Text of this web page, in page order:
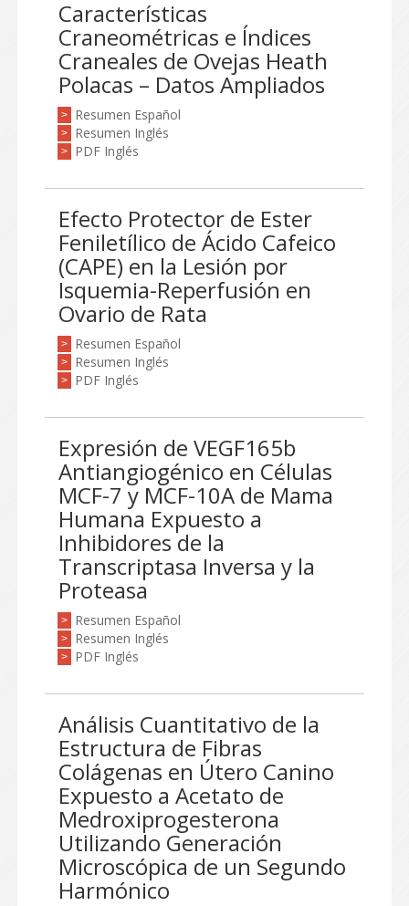
Características
Craneométricas e Índices
Craneales de Ovejas Heath
Polacas – Datos Ampliados
> Resumen Español
> Resumen Inglés
> PDF Inglés
Efecto Protector de Ester
Feniletílico de Ácido Cafeico
(CAPE) en la Lesión por
Isquemia-Reperfusión en
Ovario de Rata
> Resumen Español
> Resumen Inglés
> PDF Inglés
Expresión de VEGF165b
Antiangiogénico en Células
MCF-7 y MCF-10A de Mama
Humana Expuesto a
Inhibidores de la
Transcriptasa Inversa y la
Proteasa
> Resumen Español
> Resumen Inglés
> PDF Inglés
Análisis Cuantitativo de la
Estructura de Fibras
Colágenas en Útero Canino
Expuesto a Acetato de
Medroxiprogesterona
Utilizando Generación
Microscópica de un Segundo
Harmónico